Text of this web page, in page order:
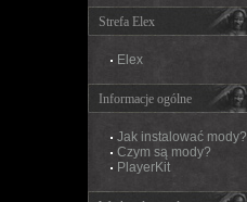
Strefa Elex
Elex
Informacje ogólne
Jak instalować mody?
Czym są mody?
PlayerKit